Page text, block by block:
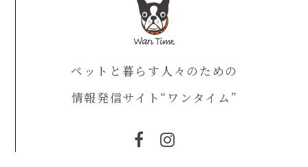
ペットと暮らす人々のための
情報発信サイト“ワンタイム”